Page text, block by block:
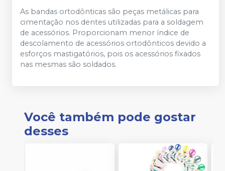
As bandas ortodônticas são peças metálicas para
cimentação nos dentes utilizadas para a soldagem
de acessórios. Proporcionam menor índice de
descolamento de acessórios ortodônticos devido a
esforços mastigatórios, pois os acessórios fixados
nas mesmas são soldados.
Você também pode gostar
desses